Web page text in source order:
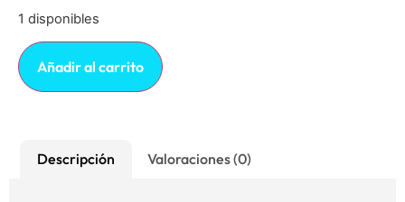
1 disponibles
Añadir al carrito
Descripción Valoraciones (0)